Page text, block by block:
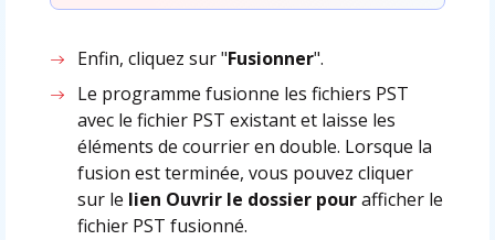
Enfin, cliquez sur "Fusionner".
Le programme fusionne les fichiers PST
avec le fichier PST existant et laisse les
éléments de courrier en double. Lorsque la
fusion est terminée, vous pouvez cliquer
sur le lien Ouvrir le dossier pourafficher le
fichier PST fusionné.